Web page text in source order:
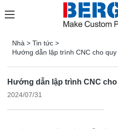
Nhà > Tin tức >
Hướng dẫn lập trình CNC cho
Hướng dẫn lập trình CNC
2024/07/31